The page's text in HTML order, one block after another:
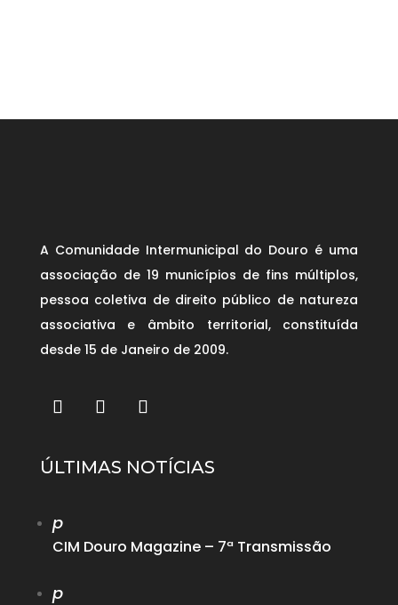
A Comunidade Intermunicipal do Douro é uma
associação de 19 municípios de fins múltiplos,
pessoa coletiva de direito público de natureza
associativa e âmbito territorial, constituída
desde 15 de Janeiro de 2009.
ÚLTIMAS NOTÍCIAS
p
CIM Douro Magazine – 7ª Transmissão
p